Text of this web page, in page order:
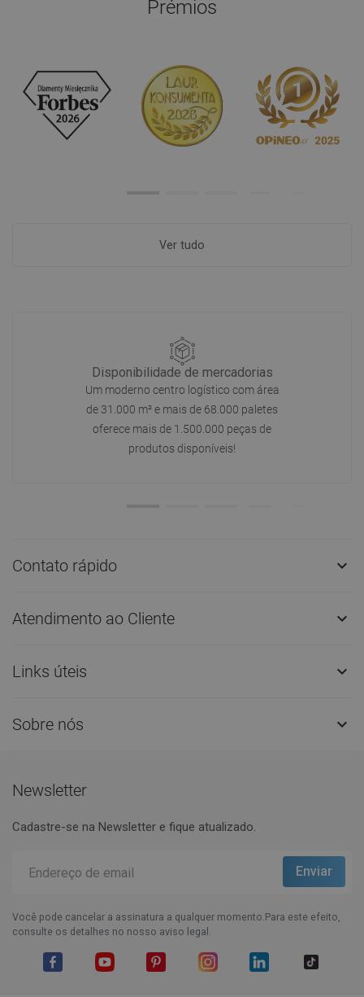
Prémios
Ver tudo
Disponibilidade de mercadorias
Um moderno centro logístico com área
de 31.000 m² e mais de 68.000 paletes
oferece mais de 1.500.000 peças de
produtos disponíveis!
Contato rápido 
Atendimento ao Cliente 
Links úteis 
Sobre nós 
Newsletter
Cadastre-se na Newsletter e fique atualizado.
Você pode cancelar a assinatura a qualquer momento.Para este efeito,
consulte os detalhes no nosso aviso legal.